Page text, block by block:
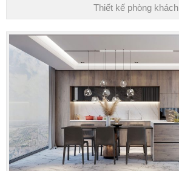
Thiết kế phòng khách